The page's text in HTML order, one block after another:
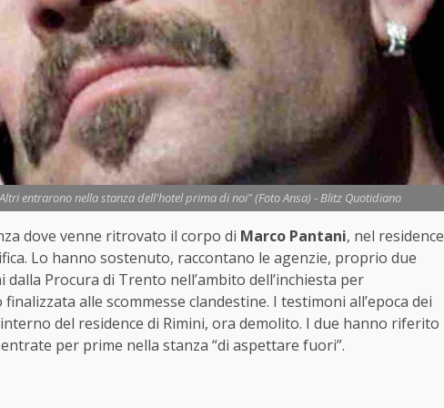
entrarono nella stanza dell'hotel prima di noi" (Foto Ansa) - Blitz Quotidiano
dove venne ritrovato il corpo di Marco Pantani, nel residence
Lo hanno sostenuto, raccontano le agenzie, proprio due
Procura di Trento nell’ambito dell’inchiesta per
alle scommesse clandestine. I testimoni all’epoca dei
del residence di Rimini, ora demolito. I due hanno riferito
per prime nella stanza “di aspettare fuori”.